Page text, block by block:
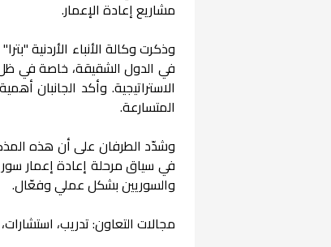
مشاريع إعادة الإعمار.
وذكرت وكالة الأنباء الأردنية
في الدول الشقيقة، خاصة في ظل
الاستراتيجية. وأكد الجانبان
المتسارعة.
وشدّد الطرفان على أن هذه
في سياق مرحلة إعادة إعمار
والسوريين بشكل عملي وفعّال.
مجالات التعاون: تدريب،